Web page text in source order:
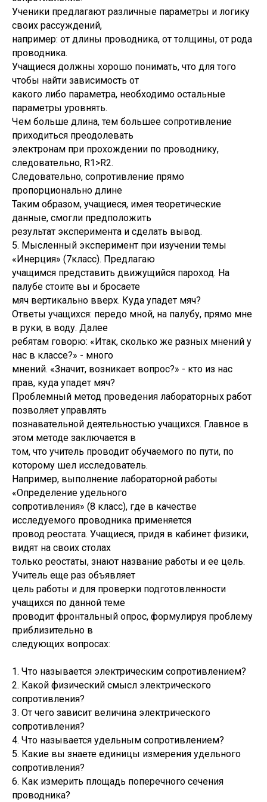
Ученики предлагают различные параметры и логику
своих рассуждений,
например: от длины проводника, от толщины, от рода
проводника.
Учащиеся должны хорошо понимать, что для того
чтобы найти зависимость от
какого либо параметра, необходимо остальные
параметры уровнять.
Чем больше длина, тем большее сопротивление
приходиться преодолевать
электронам при прохождении по проводнику,
следовательно, R1>R2.
Следовательно, сопротивление прямо
пропорционально длине
Таким образом, учащиеся, имея теоретические
данные, смогли предположить
результат эксперимента и сделать вывод.
5. Мысленный эксперимент при изучении темы
«Инерция» (7класс). Предлагаю
учащимся представить движущийся пароход. На
палубе стоите вы и бросаете
мяч вертикально вверх. Куда упадет мяч?
Ответы учащихся: передо мной, на палубу, прямо мне
в руки, в воду. Далее
ребятам говорю: «Итак, сколько же разных мнений у
нас в классе?» - много
мнений. «Значит, возникает вопрос?» - кто из нас
прав, куда упадет мяч?
Проблемный метод проведения лабораторных работ
позволяет управлять
познавательной деятельностью учащихся. Главное в
этом методе заключается в
том, что учитель проводит обучаемого по пути, по
которому шел исследователь.
Например, выполнение лабораторной работы
«Определение удельного
сопротивления» (8 класс), где в качестве
исследуемого проводника применяется
провод реостата. Учащиеся, придя в кабинет физики,
видят на своих столах
только реостаты, знают название работы и ее цель.
Учитель еще раз объявляет
цель работы и для проверки подготовленности
учащихся по данной теме
проводит фронтальный опрос, формулируя проблему
приблизительно в
следующих вопросах:
1. Что называется электрическим сопротивлением?
2. Какой физический смысл электрического
сопротивления?
3. От чего зависит величина электрического
сопротивления?
4. Что называется удельным сопротивлением?
5. Какие вы знаете единицы измерения удельного
сопротивления?
6. Как измерить площадь поперечного сечения
проводника?